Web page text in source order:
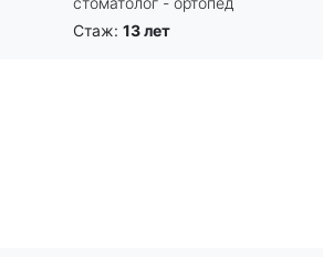
Стаж: 13 лет